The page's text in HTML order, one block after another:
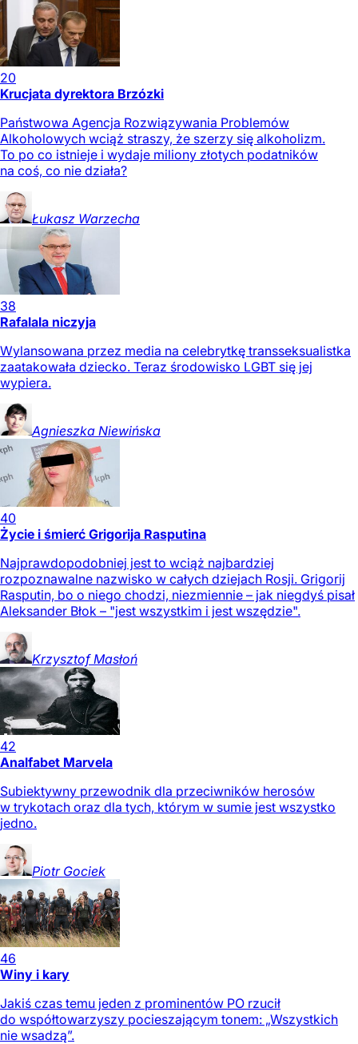
20
Krucjata dyrektora Brzózki
Państwowa Agencja Rozwiązywania Problemów
Alkoholowych wciąż straszy, że szerzy się alkoholizm.
To po co istnieje i wydaje miliony złotych podatników
na coś, co nie działa?
Łukasz Warzecha
38
Rafalala niczyja
Wylansowana przez media na celebrytkę transseksualistka
zaatakowała dziecko. Teraz środowisko LGBT się jej
wypiera.
Agnieszka Niewińska
40
Życie i śmierć Grigorija Rasputina
Najprawdopodobniej jest to wciąż najbardziej
rozpoznawalne nazwisko w całych dziejach Rosji. Grigorij
Rasputin, bo o niego chodzi, niezmiennie – jak niegdyś pisał
Aleksander Błok – "jest wszystkim i jest wszędzie".
Krzysztof Masłoń
42
Analfabet Marvela
Subiektywny przewodnik dla przeciwników herosów
w trykotach oraz dla tych, którym w sumie jest wszystko
jedno.
Piotr Gociek
46
Winy i kary
Jakiś czas temu jeden z prominentów PO rzucił
do współtowarzyszy pocieszającym tonem: „Wszystkich
nie wsadzą”.